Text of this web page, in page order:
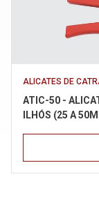
ALICATES DE
ATIC-50 -
ILHÓS (25 A